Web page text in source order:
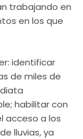
trabajando en
en los que
identificar
de miles de
habilitar con
acceso a los
lluvias, ya